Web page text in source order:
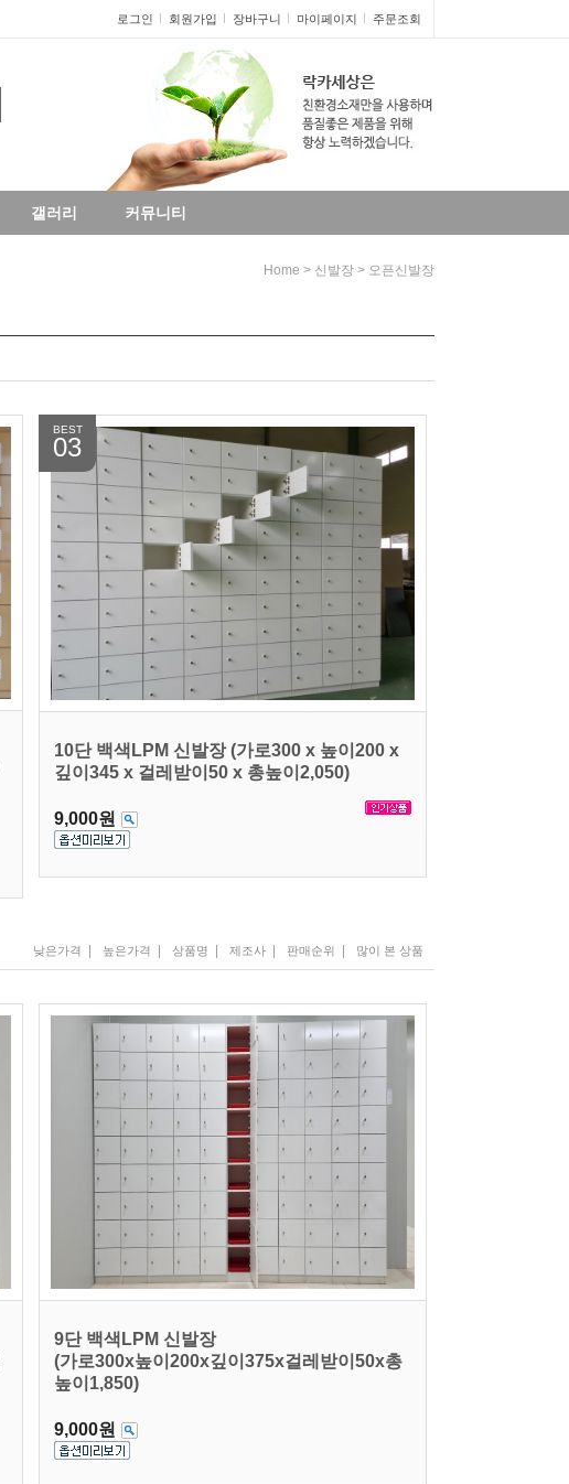
로그인 회원가입 장바구니 마이페이지 주문조회
갤러리 커뮤니티
Home > 신발장 > 오픈신발장
BEST
03
10단 백색LPM 신발장 (가로300 x 높이200 x
깊이345 x 걸레받이50 x 총높이2,050)
9,000원
낮은가격 높은가격 상품명 제조사 판매순위 많이 본 상품
9단 백색LPM 신발장
(가로300x높이200x깊이375x걸레받이50x총
높이1,850)
9,000원